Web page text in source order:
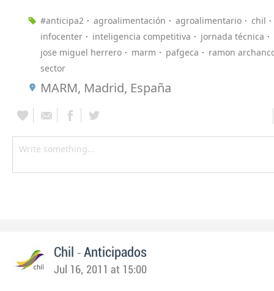
#anticipa2 agroalimentación agroalimentario
chil
infocenter
inteligencia competitiva
jornada técnica
jose miguel herrero
marm pafgeca
ramon
sector
MARM, Madrid, España
Chil - Anticipados
Jul 16, 2011 at 15:00